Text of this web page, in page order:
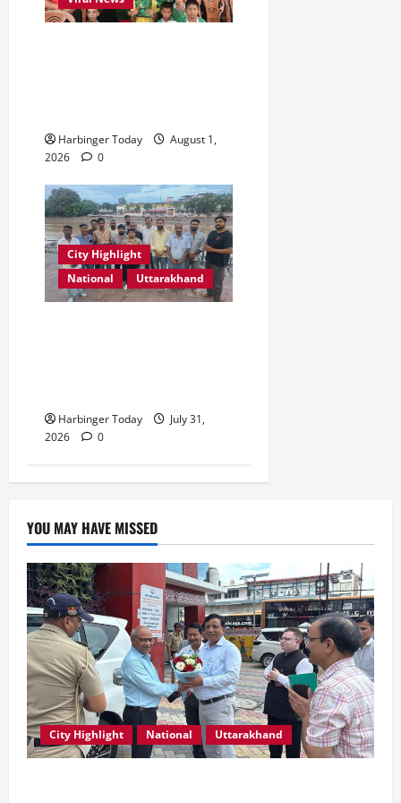
Harbinger Today
August 1,
2026
0
City Highlight
National
Uttarakhand
Harbinger Today
July 31,
2026
0
YOU MAY HAVE MISSED
City Highlight National Uttarakhand